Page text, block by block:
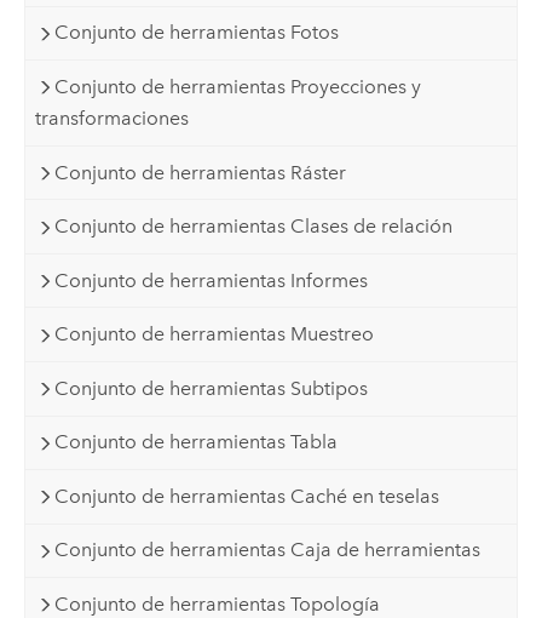
Conjunto de herramientas Fotos
Conjunto de herramientas Proyecciones y
transformaciones
Conjunto de herramientas Ráster
Conjunto de herramientas Clases de relación
Conjunto de herramientas Informes
Conjunto de herramientas Muestreo
Conjunto de herramientas Subtipos
Conjunto de herramientas Tabla
Conjunto de herramientas Caché en teselas
Conjunto de herramientas Caja de herramientas
Conjunto de herramientas Topología